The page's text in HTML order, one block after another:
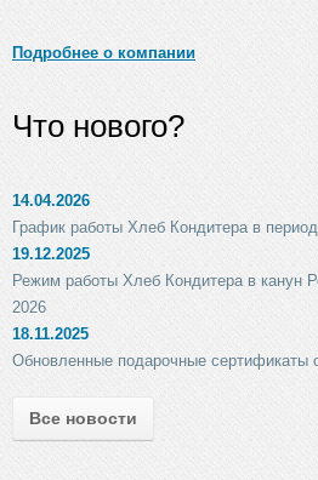
Подробнее о компании
Что нового?
14.04.2026
График работы Хлеб Кондитера в
19.12.2025
Режим работы Хлеб Кондитера в канун
2026
18.11.2025
Обновленные подарочные сертификаты
Все новости